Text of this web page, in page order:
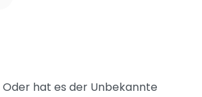
hat es der Unbekannte